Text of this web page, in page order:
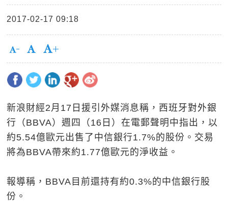
2017-02-17 09:18
新浪財經2月17日援引外媒消息稱，西班牙對外銀
行（BBVA）週四（16日）在電郵聲明中指出，以
約5.54億歐元出售了中信銀行1.7%的股份。交易
將為BBVA帶來約1.77億歐元的淨收益。
報導稱，BBVA目前還持有約0.3%的中信銀行股
份。